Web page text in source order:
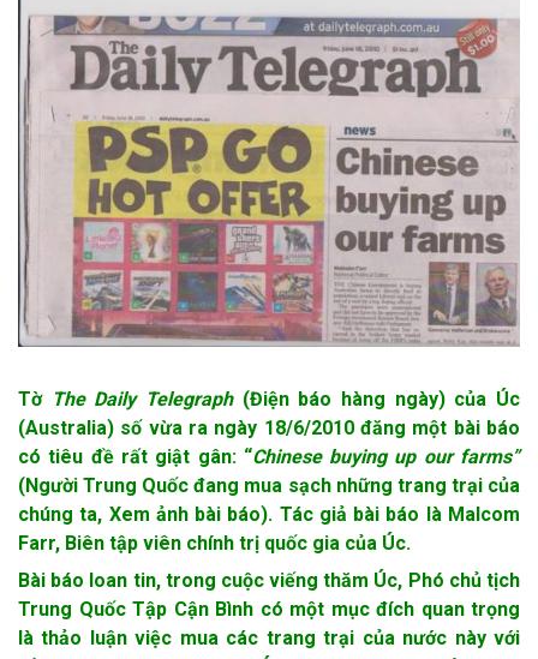
Tờ The Daily Telegraph(Điện báo hàng ngày) của Úc
(Australia) số vừa ra ngày 18/6/2010 đăng một bài báo
có tiêu đề rất giật gân: “Chinese buying up our farms”
(Người Trung Quốc đang mua sạch những trang trại của
chúng ta, Xem ảnh bài báo). Tác giả bài báo là Malcom
Farr, Biên tập viên chính trị quốc gia của Úc.
Bài báo loan tin, trong cuộc viếng thăm Úc, Phó chủ tịch
Trung Quốc Tập Cận Bình có một mục đích quan trọng
là thảo luận việc mua các trang trại của nước này với